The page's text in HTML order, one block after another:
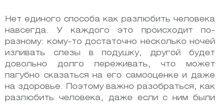
Нет единого способа как разлюбить человека
навсегда. У каждого это происходит по-
разному: кому-то достаточно несколько ночей
изливать слезы в подушку, другой будет
довольно долго переживать, что может
пагубно сказаться на его самооценке и даже
на здоровье. Поэтому важно разобраться, как
разлюбить человека, даже если с ним были